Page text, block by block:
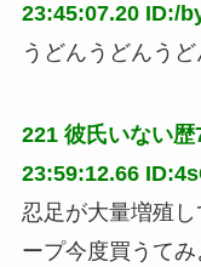
23:45:07.20 ID:/
うどんうどんう
221 彼氏いない歴
23:59:12.66
忍足が大量増殖
ープ今度買うて